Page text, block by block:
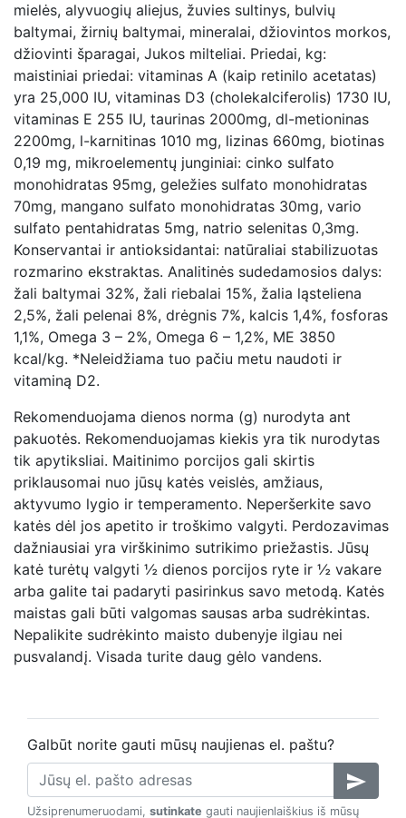
mielės, alyvuogių aliejus, žuvies sultinys, bulvių
baltymai, žirnių baltymai, mineralai, džiovintos morkos,
džiovinti šparagai, Jukos milteliai. Priedai, kg:
maistiniai priedai: vitaminas A (kaip retinilo acetatas)
yra 25,000 IU, vitaminas D3 (cholekalciferolis) 1730 IU,
vitaminas E 255 IU, taurinas 2000mg, dl-metioninas
2200mg, l-karnitinas 1010 mg, lizinas 660mg, biotinas
0,19 mg, mikroelementų junginiai: cinko sulfato
monohidratas 95mg, geležies sulfato monohidratas
70mg, mangano sulfato monohidratas 30mg, vario
sulfato pentahidratas 5mg, natrio selenitas 0,3mg.
Konservantai ir antioksidantai: natūraliai stabilizuotas
rozmarino ekstraktas. Analitinės sudedamosios dalys:
žali baltymai 32%, žali riebalai 15%, žalia ląsteliena
2,5%, žali pelenai 8%, drėgnis 7%, kalcis 1,4%, fosforas
1,1%, Omega 3 – 2%, Omega 6 – 1,2%, ME 3850
kcal/kg. *Neleidžiama tuo pačiu metu naudoti ir
vitaminą D2.
Rekomenduojama dienos norma (g) nurodyta ant
pakuotės. Rekomenduojamas kiekis yra tik nurodytas
tik apytiksliai. Maitinimo porcijos gali skirtis
priklausomai nuo jūsų katės veislės, amžiaus,
aktyvumo lygio ir temperamento. Neperšerkite savo
katės dėl jos apetito ir troškimo valgyti. Perdozavimas
dažniausiai yra virškinimo sutrikimo priežastis. Jūsų
katė turėtų valgyti ½ dienos porcijos ryte ir ½ vakare
arba galite tai padaryti pasirinkus savo metodą. Katės
maistas gali būti valgomas sausas arba sudrėkintas.
Nepalikite sudrėkinto maisto dubenyje ilgiau nei
pusvalandį. Visada turite daug gėlo vandens.
Galbūt norite gauti mūsų naujienas el. paštu?
send
Užsiprenumeruodami, sutinkate gauti naujienlaiškius iš mūsų